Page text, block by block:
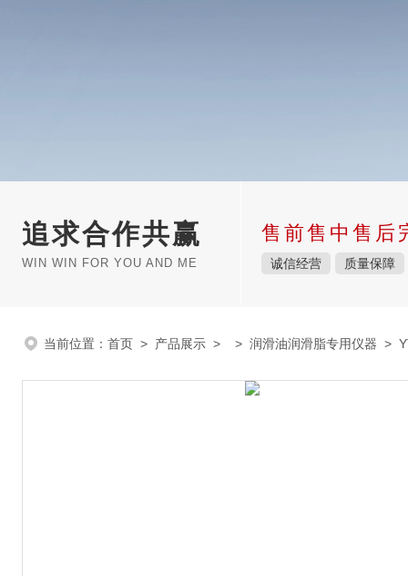
追求合作共赢
WIN WIN FOR YOU AND ME
售前售中售后
诚信经营 质量保障
当前位置： 首页 > 产品展示 > > 润滑油润滑脂专用仪器 >